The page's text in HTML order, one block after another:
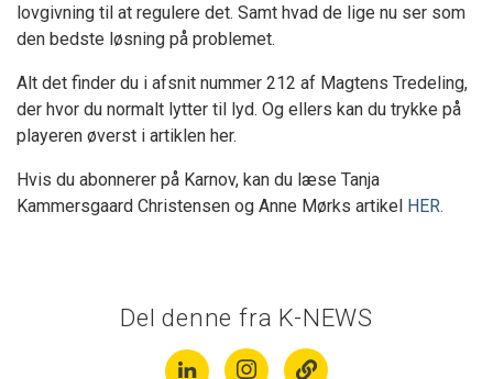
lovgivning til at regulere det. Samt hvad de lige nu ser som
den bedste løsning på problemet.
Alt det finder du i afsnit nummer 212 af Magtens Tredeling,
der hvor du normalt lytter til lyd. Og ellers kan du trykke på
playeren øverst i artiklen her.
Hvis du abonnerer på Karnov, kan du læse Tanja
Kammersgaard Christensen og Anne Mørks artikel HER.
Del denne fra K-NEWS